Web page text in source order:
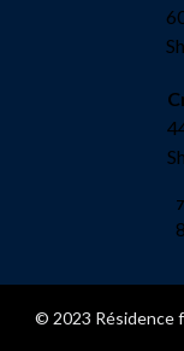
© 2023 Résidence